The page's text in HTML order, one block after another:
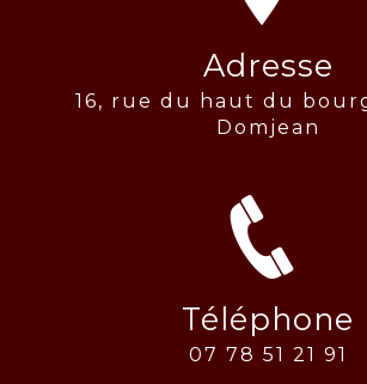
Adresse
16, rue du haut du bourg, 50420
Domjean
Téléphone
07 78 51 21 91